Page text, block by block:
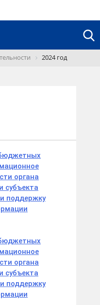
2024 год
органа
субъекта
поддержку
органа
субъекта
поддержку